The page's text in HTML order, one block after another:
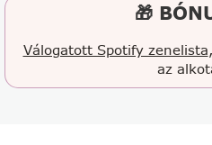
🎁
Válogatott Spotify zenelista
az